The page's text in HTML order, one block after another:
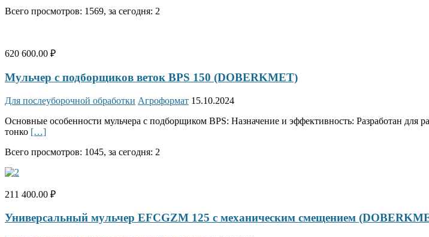
Всего просмотров: 1569, за сегодня: 2
620 600.00 ₽
Мульчер с подборщиков веток BPS 150 (DOBERKMET)
Для послеуборочной обработки Агроформат 15.10.2024
Основные особенности мульчера с подборщиком BPS: Назначение и эффективность: Разработан для
тонко […]
Всего просмотров: 1045, за сегодня: 2
211 400.00 ₽
Универсальный мульчер EFCGZM 125 с механическим смещением